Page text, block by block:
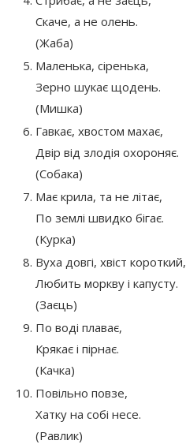
Скаче, а не олень.
(Жаба)
Маленька, сіренька,
Зерно шукає щодень.
(Мишка)
Гавкає, хвостом махає,
Двір від злодія охороняє.
(Собака)
Має крила, та не літає,
По землі швидко бігає.
(Курка)
Вуха довгі, хвіст короткий,
Любить моркву і капусту.
(Заєць)
По воді плаває,
Крякає і пірнає.
(Качка)
Повільно повзе,
Хатку на собі несе.
(Равлик)